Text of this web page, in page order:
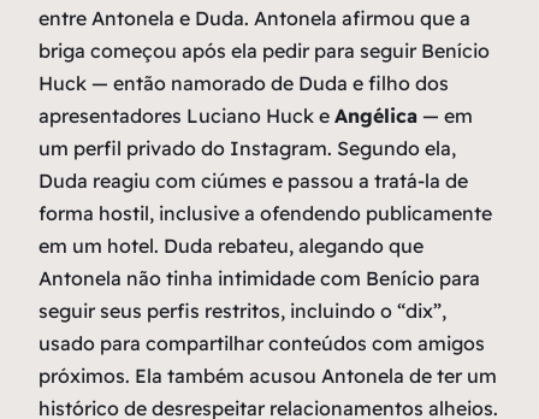
entre Antonela e Duda. Antonela afirmou que a
briga começou após ela pedir para seguir Benício
Huck — então namorado de Duda e filho dos
apresentadores Luciano Huck e Angélica — em
um perfil privado do Instagram. Segundo ela,
Duda reagiu com ciúmes e passou a tratá-la de
forma hostil, inclusive a ofendendo publicamente
em um hotel. Duda rebateu, alegando que
Antonela não tinha intimidade com Benício para
seguir seus perfis restritos, incluindo o “dix”,
usado para compartilhar conteúdos com amigos
próximos. Ela também acusou Antonela de ter um
histórico de desrespeitar relacionamentos alheios.